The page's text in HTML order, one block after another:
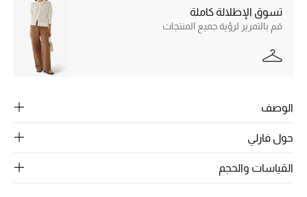
الجمال
المجوهرات
تسوق الإطلالة كاملة
قم بالتمرير لرؤية جميع المنتجات
الوصف
حول فارلي
القياسات والحجم